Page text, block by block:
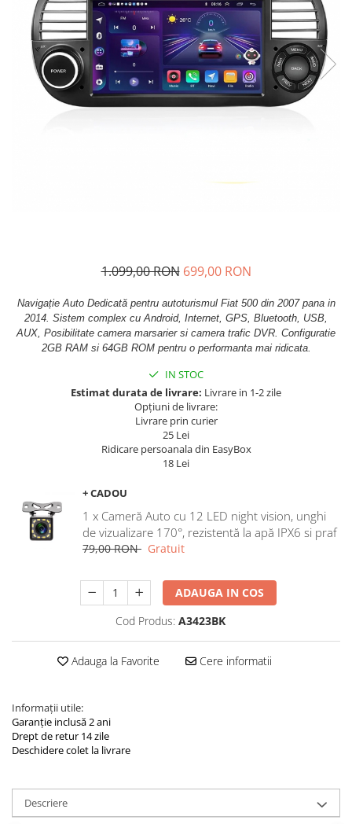
Navigatii Fiat
Navigatii Nissan
Navigatii Citroen
Navigatii Suzuki
Navigatii Jeep
Navigatii Porsche
1.099,00 RON 699,00 RON
Navigație Auto Dedicată pentru autoturismul Fiat 500 din 2007 pana in
2014. Sistem complex cu Android, Internet, GPS, Bluetooth, USB,
AUX, Posibilitate camera marsarier si camera trafic DVR. Configuratie
2GB RAM si 64GB ROM pentru o performanta mai ridicata.
IN STOC
Estimat durata de livrare: Livrare in 1-2 zile
Opțiuni de livrare:
Livrare prin curier
25 Lei
Ridicare persoanala din EasyBox
18 Lei
+ CADOU
1 x Cameră Auto cu 12 LED night vision, unghi
de vizualizare 170°, rezistentă la apă IPX6 si praf
79,00 RON Gratuit
ADAUGA IN COS
Cod Produs: A3423BK
Adauga la Favorite Cere informatii
Informații utile:
Garanție inclusă 2 ani
Drept de retur 14 zile
Deschidere colet la livrare
Descriere